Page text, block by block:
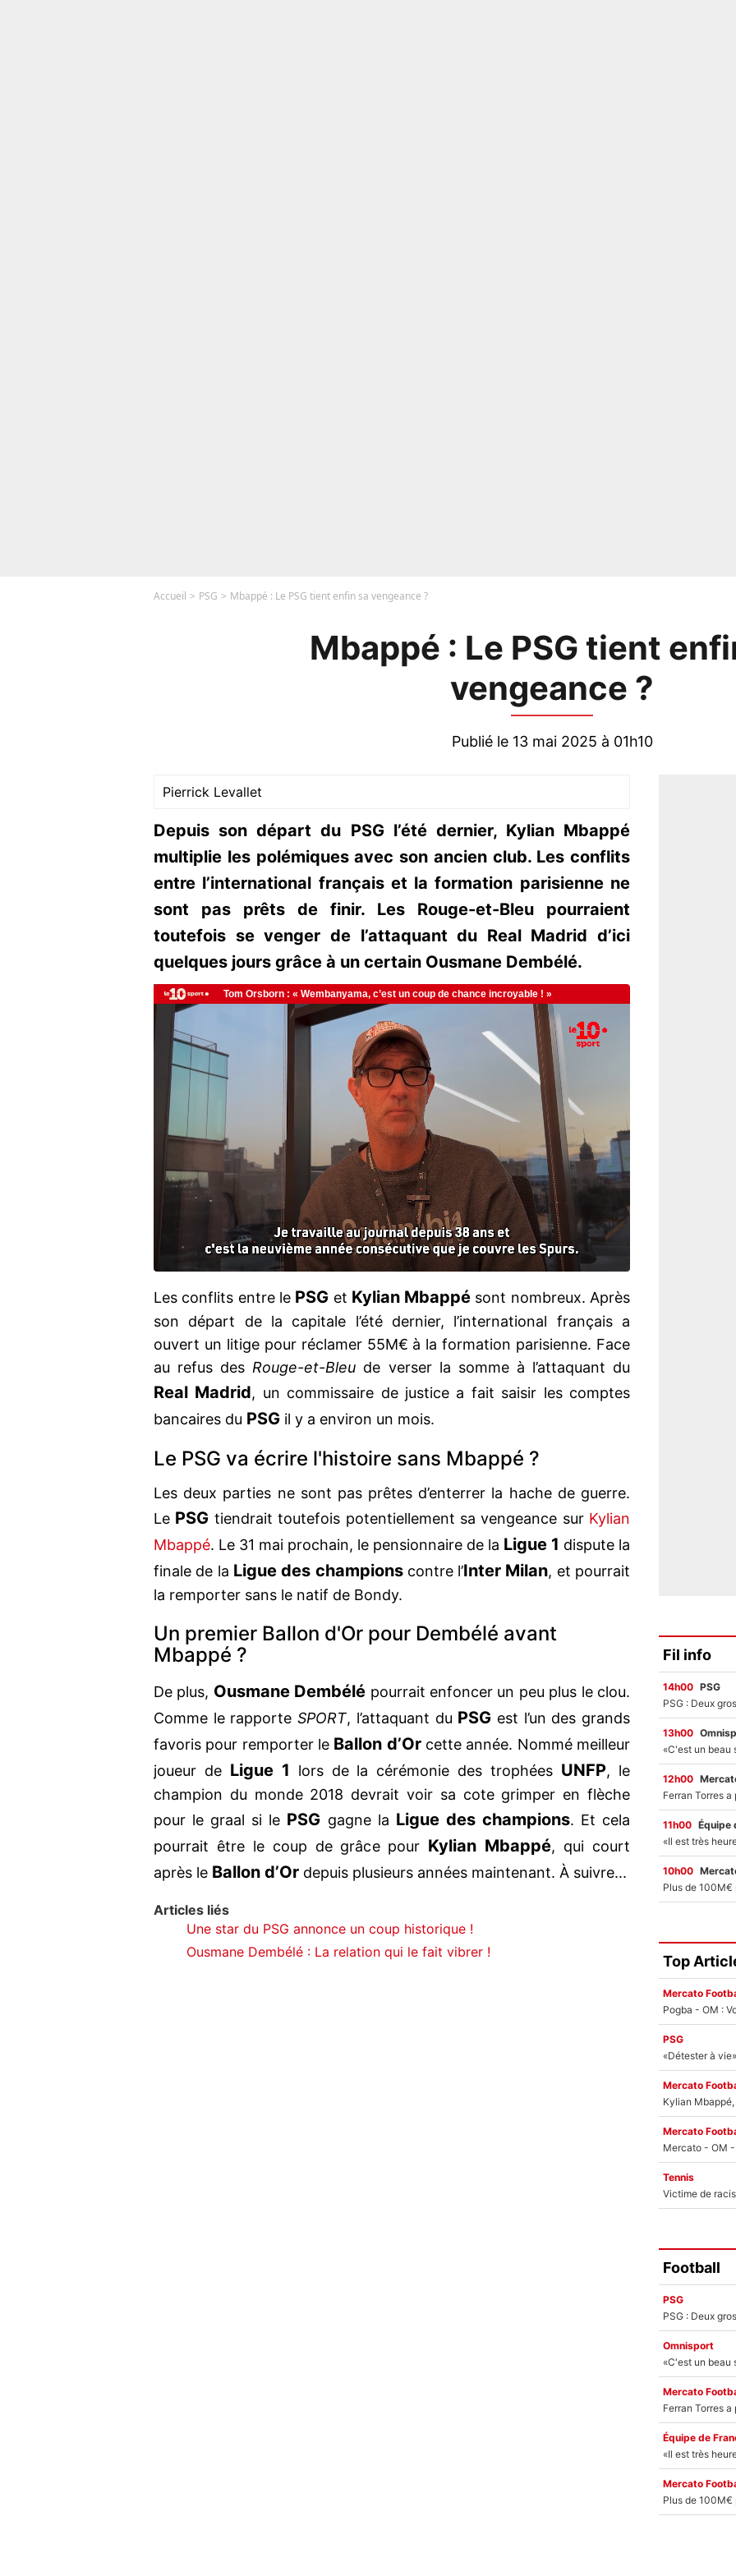
Accueil PSG Mbappé : Le PSG tient enfin sa vengeance ?
Mbappé : Le PSG tient
vengeance ?
Publié le 13 mai 2025 à 01h10
Pierrick Levallet
Depuis son départ du PSG l’été dernier, Kylian Mbappé
multiplie les polémiques avec son ancien club. Les conflits
entre l’international français et la formation parisienne ne
sont pas prêts de finir. Les Rouge-et-Bleu pourraient
toutefois se venger de l’attaquant du Real Madrid d’ici
quelques jours grâce à un certain Ousmane Dembélé.
Les conflits entre lePSG et Kylian Mbappé sont nombreux. Après
son départ de la capitale l’été dernier, l’international français a
ouvert un litige pour réclamer 55M€ à la formation parisienne. Face
au refus desRouge-et-Bleu de verser la somme à l’attaquant du
Real Madrid, un commissaire de justice a fait saisir les comptes
bancaires du PSG il y a environ un mois.
Le PSG va écrire l'histoire sans Mbappé ?
Les deux parties ne sont pas prêtes d’enterrer la hache de guerre.
Le PSG tiendrait toutefois potentiellement sa vengeance sur Kylian
Mbappé. Le 31 mai prochain, le pensionnaire de la Ligue 1 dispute la
finale de la Ligue des championscontre l’Inter Milan, et pourrait
la remporter sans le natif de Bondy.
Un premier Ballon d'Or pour Dembélé avant
Mbappé ?
De plus, Ousmane Dembélé pourrait enfoncer un peu plus le clou.
Comme le rapporteSPORT, l’attaquant du PSG est l’un des grands
favoris pour remporter le Ballon d’Orcette année. Nommé meilleur
joueur deLigue 1 lors de la cérémonie des trophées UNFP, le
champion du monde 2018 devrait voir sa cote grimper en flèche
pour le graal si le PSG gagne la Ligue des champions. Et cela
pourrait être le coup de grâce pour Kylian Mbappé, qui court
après le Ballon d’Or depuis plusieurs années maintenant. À suivre...
Articles liés
Une star du PSG annonce un coup historique !
Ousmane Dembélé : La relation qui le fait vibrer !
Fil info
14h00 PSG
13h00
12h00
11h00 Équipe
10h00
Top
Mercato
Pogba - OM :
PSG
Mercato
Kylian
Mercato
Tennis
Football
PSG
Omnisport
Mercato
Équipe de
Mercato